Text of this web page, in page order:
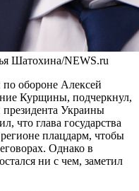
Шатохина/NEWS.ru
обороне Алексей
Курщины, подчеркнул,
президента Украины
что глава государства
плацдарм, чтобы
Однако в
ни с чем, заметил